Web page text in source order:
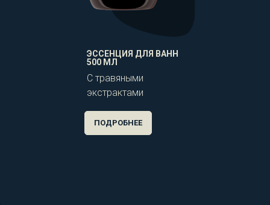
ЭССЕНЦИЯ ДЛЯ ВАНН
500 МЛ
С травяными
экстрактами
ПОДРОБНЕЕ